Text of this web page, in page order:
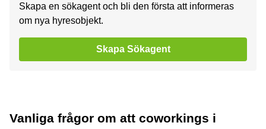
Skapa en sökagent och bli den första att informeras
om nya hyresobjekt.
Skapa Sökagent
Vanliga frågor om att coworkings i